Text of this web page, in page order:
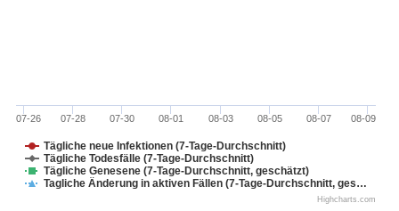
Tägliche neue Infektionen (7-Tage-Durchschnitt)
Tägliche Todesfälle (7-Tage-Durchschnitt)
Tägliche Genesene (7-Tage-Durchschnitt, geschätzt)
Tagliche Änderung in aktiven Fällen (7-Tage-Durchschnitt, ges…
07-26 07-28 07-30 08-01 08-03 08-05 08-07 08-09
Highcharts.com